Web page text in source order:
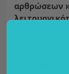
αρθρώσεων